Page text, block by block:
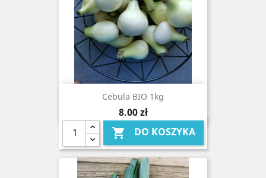
Cebula BIO 1kg
Cena
8,00 zł
 DO KOSZYKA